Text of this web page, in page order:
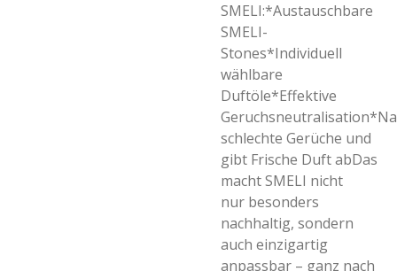
SMELI:*Austauschbare
SMELI-
Stones*Individuell
wählbare
Duftöle*Effektive
schlechte Gerüche und
gibt Frische Duft abDas
macht SMELI nicht
nur besonders
nachhaltig, sondern
auch einzigartig
anpassbar – ganz nach